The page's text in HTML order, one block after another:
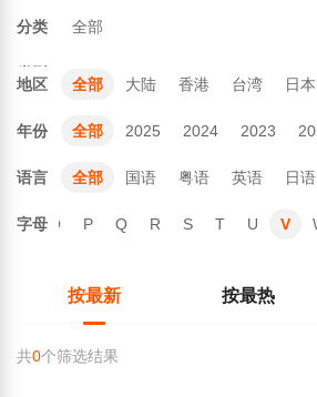
分类 全部
类型
地区 全部 大陆 香港 台湾 日本
年份 全部 2025 2024 2023
语言 全部 国语 粤语 英语 日语
字母
N O P Q R S T U V
按最新 按最热
共0个筛选结果